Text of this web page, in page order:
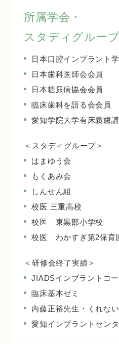
所属学会・
スタディグルー
日本口腔インプラント
日本歯科医師会会員
日本糖尿病協会会員
臨床歯科を語る会会員
愛知学院大学有床義歯
＜スタディグループ＞
はまゆう会
もくあみ会
しんせん組
校医 三重高校
校医 東黒部小学校
校医 わかすぎ第2保育
＜研修会終了実績＞
JIADSインプラントコ
臨床基本ゼミ
内藤正裕先生・くれな
愛知インプラントセン